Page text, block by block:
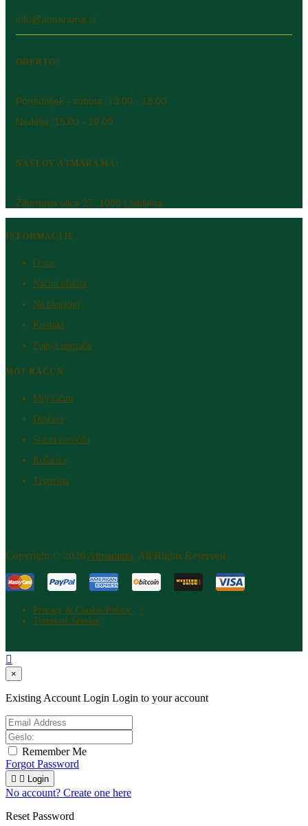
info@atmarama.si
ODPRTO:
Ponedeljek - sobota: 10.00 - 18.00
Nedelja: 15.00 - 19.00
NASLOV ATMARAMA:
Žibertova ulica 27, 1000 Ljubljana
INFORMACIJE
O nas
Načini plačila
Na blagajno
Kontakt
Pogoji uporabe
MOJ RAČUN
Moj račun
Dostava
Status naročila
Košarica
Trgovina
Copyright © 2026 Atm​arama. All Rights Reserved.
Privacy & Cookie Policy
Terms of Service

×
Existing Account Login Login to your account
Remember Me
Forgot Password
  Login
No account? Create one here
Reset Password